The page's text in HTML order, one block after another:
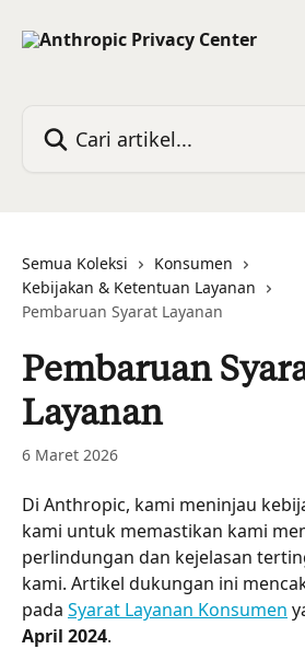
Semua Koleksi
Konsumen
Kebijakan & Ketentuan Layanan
Pembaruan Syarat Layanan
Pembaruan
Layanan
6 Maret 2026
Di Anthropic, kami meninjau
kami untuk memastikan kami
perlindungan dan kejelasan
kami. Artikel dukungan ini
pada Syarat Layanan Konsumen
April 2024.